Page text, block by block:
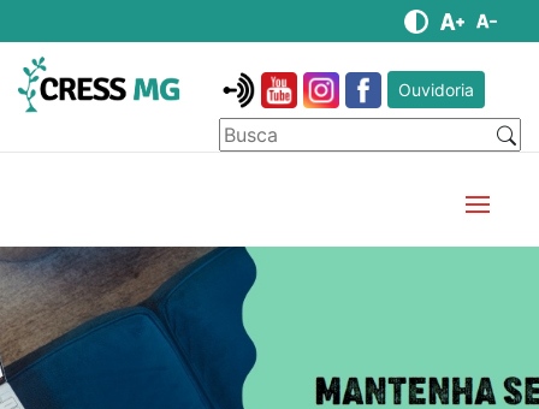
Ouvidoria